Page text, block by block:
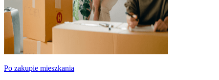
Po zakupie mieszkania